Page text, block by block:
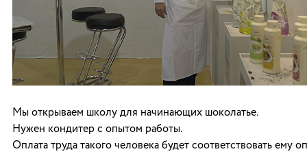
Мы открываем школу для начинающих шоколатье.
Нужен кондитер с опытом работы.
Оплата труда такого человека будет соответствовать ему